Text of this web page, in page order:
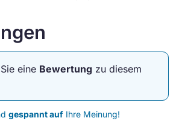
eine Bewertung zu diesem
gespannt auf Ihre Meinung!